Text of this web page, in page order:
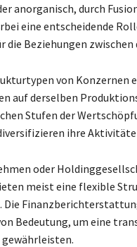
anorganisch, durch
eine entscheidende
die Beziehungen
von
auf derselben
Stufen der
ihre
oder
meist eine flexible
Die
Bedeutung, um eine